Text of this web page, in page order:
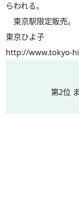
らわれる。
東京駅限定販売。
東京ひよ子
http://www.tokyo-
第2位